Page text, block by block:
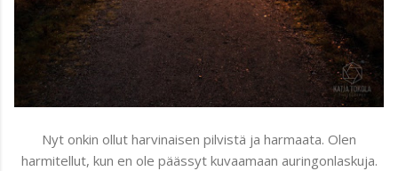
Nyt onkin ollut harvinaisen pilvistä ja harmaata. Olen
harmitellut, kun en ole päässyt kuvaamaan auringonlaskuja.